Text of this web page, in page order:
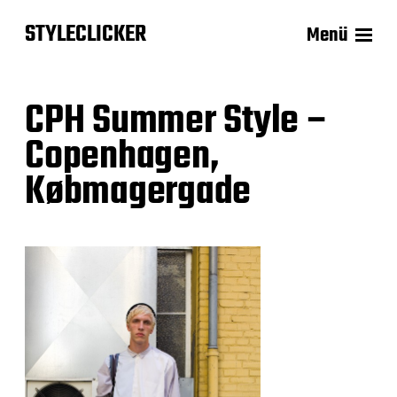
STYLECLICKER Menü
CPH Summer Style –
Copenhagen,
Købmagergade